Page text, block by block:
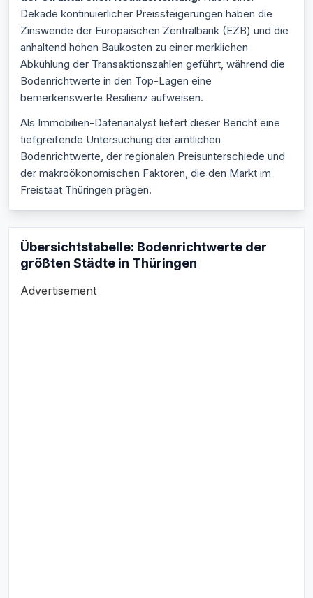
Dekade kontinuierlicher Preissteigerungen haben die
Zinswende der Europäischen Zentralbank (EZB) und die
anhaltend hohen Baukosten zu einer merklichen
Abkühlung der Transaktionszahlen geführt, während die
Bodenrichtwerte in den Top-Lagen eine
bemerkenswerte Resilienz aufweisen.
Als Immobilien-Datenanalyst liefert dieser Bericht eine
tiefgreifende Untersuchung der amtlichen
Bodenrichtwerte, der regionalen Preisunterschiede und
der makroökonomischen Faktoren, die den Markt im
Freistaat Thüringen prägen.
Übersichtstabelle: Bodenrichtwerte der
größten Städte in Thüringen
Advertisement